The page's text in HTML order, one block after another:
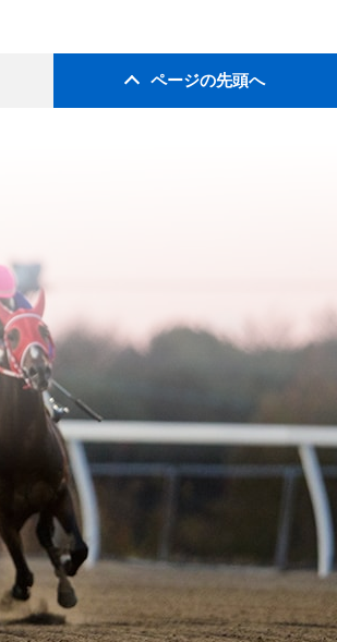
ページの先頭へ